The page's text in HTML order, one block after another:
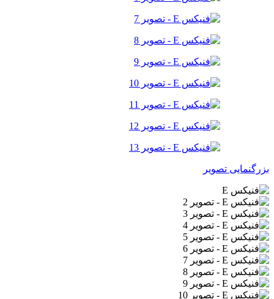
بزرگنمایی تصویر